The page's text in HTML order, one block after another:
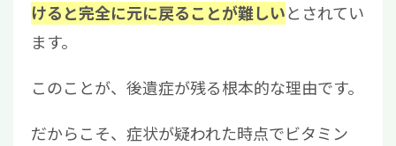
けると完全に元に戻ることが難しいとされてい
ます。
このことが、後遺症が残る根本的な理由です。
だからこそ、症状が疑われた時点でビタミン